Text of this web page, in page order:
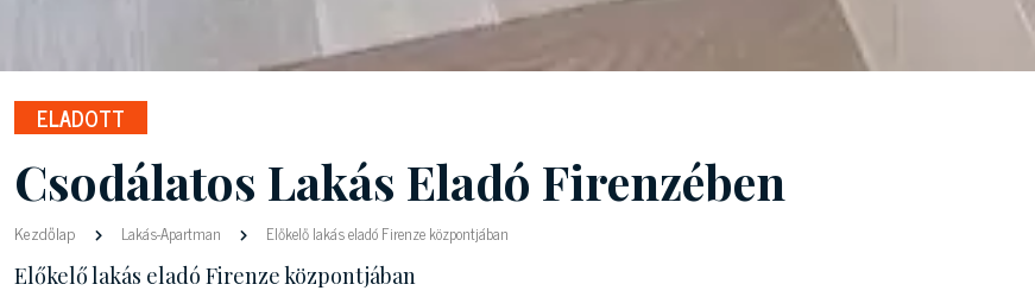
ELADOTT
Csodálatos Lakás Eladó Firenzében
Kezdőlap Lakás-Apartman Előkelő lakás eladó Firenze központjában
Előkelő lakás eladó Firenze központjában